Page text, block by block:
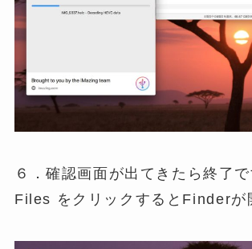
６．確認画面が出てきたら終了
Files をクリックするとFinderが